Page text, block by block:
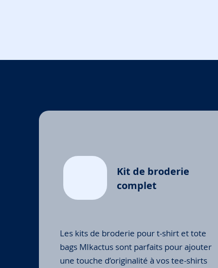
Kit de broderie
complet
Les kits de broderie pour t-shirt et tote
bags MIkactus sont parfaits pour ajouter
une touche d’originalité à vos tee-shirts